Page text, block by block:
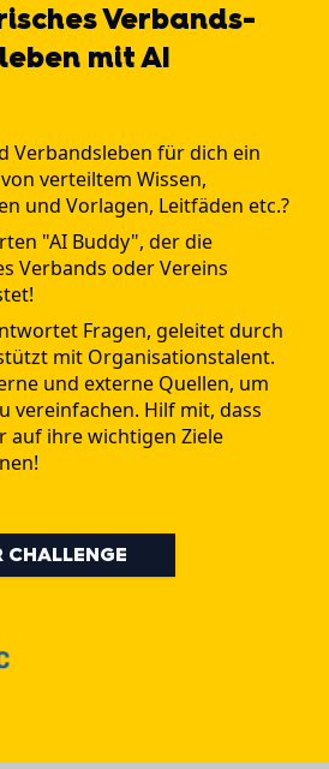
Verbands-
mit AI
Verbandsleben für dich ein
verteiltem Wissen,
und Vorlagen, Leitfäden etc.?
"AI Buddy", der die
Verbands oder Vereins
Fragen, geleitet durch
mit Organisationstalent.
und externe Quellen, um
vereinfachen. Hilf mit, dass
auf ihre wichtigen Ziele
CHALLENGE